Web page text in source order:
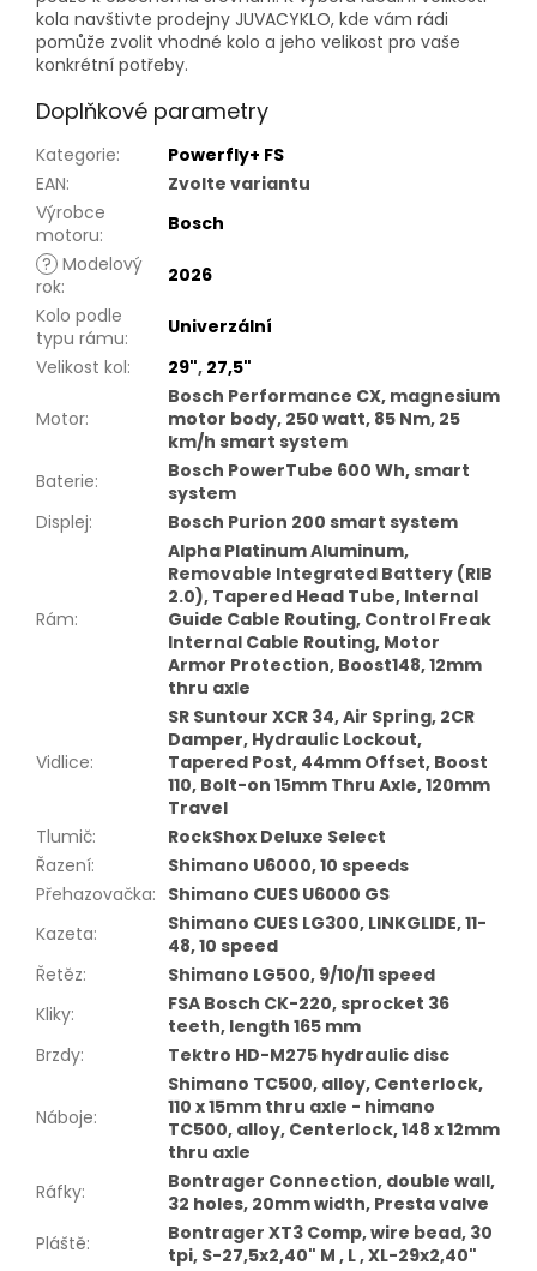
kola navštivte prodejny JUVACYKLO, kde vám rádi
pomůže zvolit vhodné kolo a jeho velikost pro vaše
konkrétní potřeby.
Doplňkové parametry
Kategorie:
Powerfly+ FS
EAN:
Zvolte variantu
Výrobce
motoru:
Bosch
? Modelový
rok:
2026
Kolo podle
typu rámu:
Univerzální
Velikost kol: 29", 27,5"
Motor:
Bosch Performance CX, magnesium
motor body, 250 watt, 85 Nm, 25
km/h smart system
Baterie:
Bosch PowerTube 600 Wh, smart
system
Displej: Bosch Purion 200 smart system
Rám:
Alpha Platinum Aluminum,
Removable Integrated Battery (RIB
2.0), Tapered Head Tube, Internal
Guide Cable Routing, Control Freak
Internal Cable Routing, Motor
Armor Protection, Boost148, 12mm
thru axle
Vidlice:
SR Suntour XCR 34, Air Spring, 2CR
Damper, Hydraulic Lockout,
Tapered Post, 44mm Offset, Boost
110, Bolt-on 15mm Thru Axle, 120mm
Travel
Tlumič:
RockShox Deluxe Select
Řazení:
Shimano U6000, 10 speeds
Přehazovačka: Shimano CUES U6000 GS
Kazeta:
Shimano CUES LG300, LINKGLIDE, 11-
48, 10 speed
Řetěz:
Shimano LG500, 9/10/11 speed
Kliky:
FSA Bosch CK-220, sprocket 36
teeth, length 165 mm
Brzdy: Tektro HD-M275 hydraulic disc
Náboje:
Shimano TC500, alloy, Centerlock,
110 x 15mm thru axle - himano
TC500, alloy, Centerlock, 148 x 12mm
thru axle
Ráfky:
Bontrager Connection, double wall,
32 holes, 20mm width, Presta valve
Pláště:
Bontrager XT3 Comp, wire bead, 30
tpi, S-27,5x2,40" M , L , XL-29x2,40"